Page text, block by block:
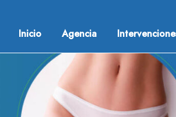
Inicio Agencia